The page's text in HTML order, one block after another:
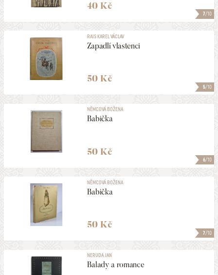
7/10
40 Kč
5/10
RAIS KAREL VÁCLAV
Zapadlí vlastenci
50 Kč
6/10
NĚMCOVÁ BOŽENA
Babička
50 Kč
7/10
NĚMCOVÁ BOŽENA
Babička
50 Kč
NERUDA JAN
Balady a romance